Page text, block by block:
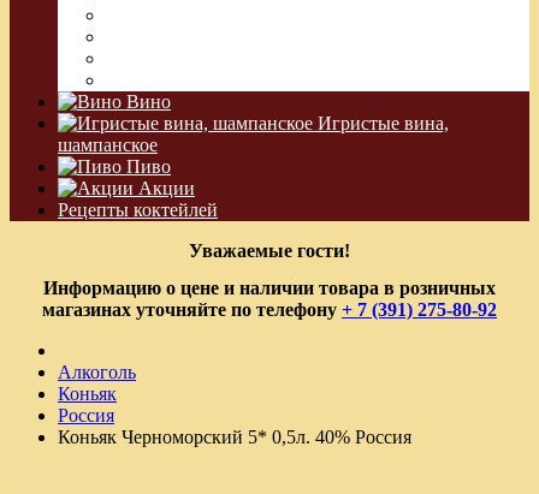
Вино
Игристые вина,
шампанское
Пиво
Акции
Рецепты коктейлей
Уважаемые гости!
Информацию о цене и наличии товара в розничных
магазинах уточняйте по телефону + 7 (391) 275-80-92
Алкоголь
Коньяк
Россия
Коньяк Черноморский 5* 0,5л. 40% Россия